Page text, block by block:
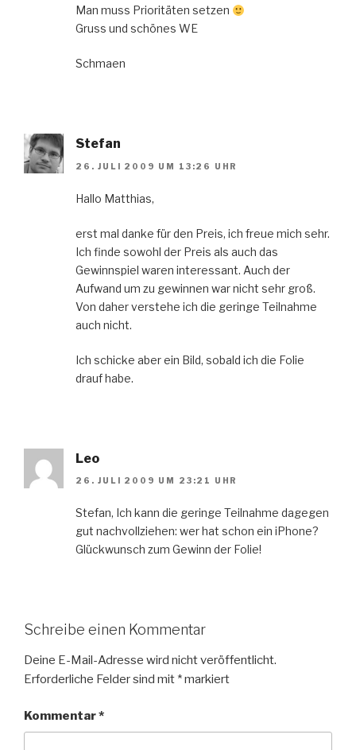
Man muss Prioritäten setzen
Gruss und schönes WE
Schmaen
Stefan
26. JULI 2009 UM 13:26 UHR
Hallo Matthias,
erst mal danke für den Preis, ich freue mich sehr.
Ich finde sowohl der Preis als auch das
Gewinnspiel waren interessant. Auch der
Aufwand um zu gewinnen war nicht sehr groß.
Von daher verstehe ich die geringe Teilnahme
auch nicht.
Ich schicke aber ein Bild, sobald ich die Folie
drauf habe.
Leo
26. JULI 2009 UM 23:21 UHR
Stefan, Ich kann die geringe Teilnahme dagegen
gut nachvollziehen: wer hat schon ein iPhone?
Glückwunsch zum Gewinn der Folie!
Schreibe einen Kommentar
Deine E-Mail-Adresse wird nicht veröffentlicht.
Erforderliche Felder sind mit *markiert
Kommentar*